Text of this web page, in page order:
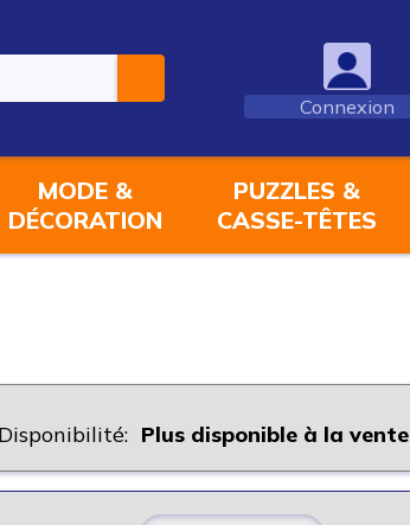
Connexion
MODE &
DÉCORATION
PUZZLES &
CASSE-TÊTES
Disponibilité: Plus disponible à la vente